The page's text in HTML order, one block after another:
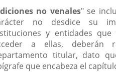
no venales" se
no desdice su
y entidades
a ellas, deberán
titular, dato
que encabeza el